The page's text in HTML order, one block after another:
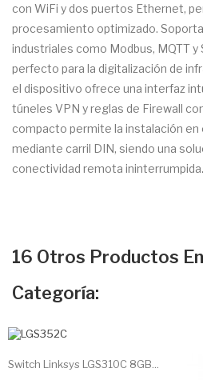
con WiFi y dos puertos Ethernet,
procesamiento optimizado.
industriales como Modbus, MQTT y
perfecto para la digitalización de
el dispositivo ofrece una interfaz
túneles VPN y reglas de Firewall
compacto permite la instalación en
mediante carril DIN, siendo una
conectividad remota ininterrumpida.
16 Otros Productos
Categoría:
Switch Linksys LGS310C 8GB...